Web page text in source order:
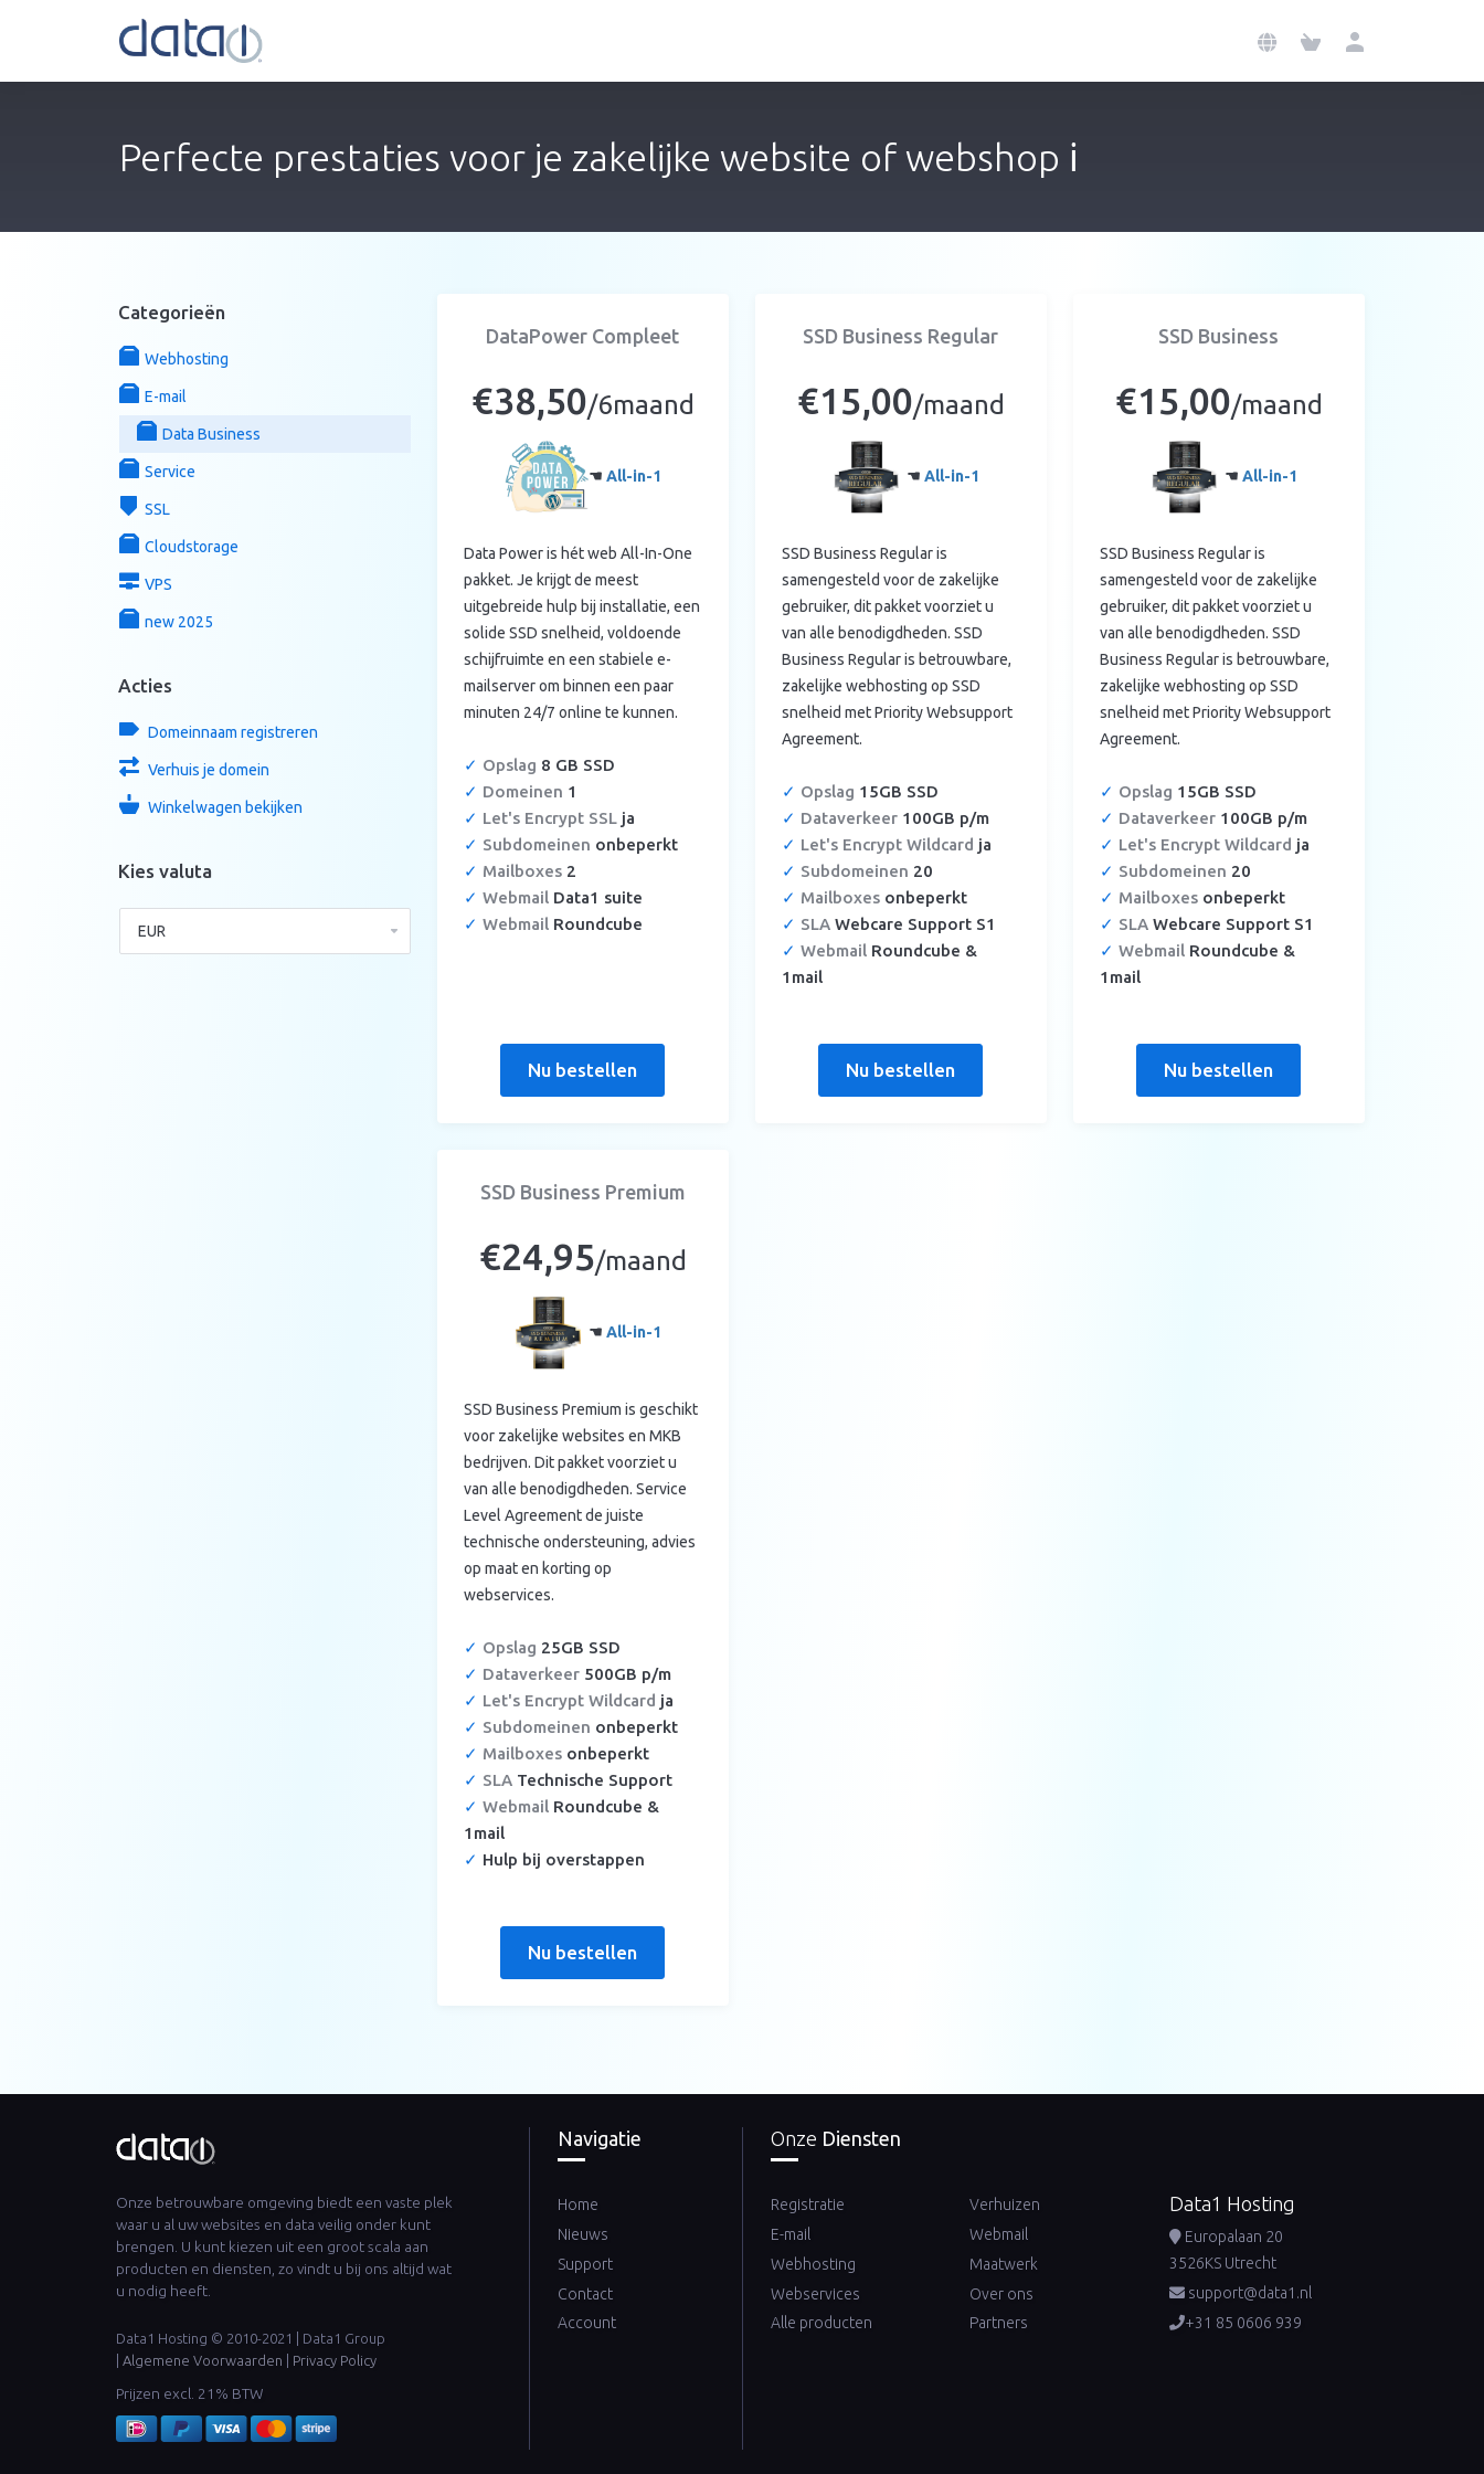
Perfecte prestaties voor je zakelijke website of webshop ℹ️
Categorieën
Webhosting
E-mail
Data Business
Service
SSL
Cloudstorage
VPS
new 2025
Acties
Domeinnaam registreren
Verhuis je domein
Winkelwagen bekijken
Kies valuta
DataPower Compleet
€38,50/6maand
☚ All-in-1
Data Power is hét web All-In-One
pakket. Je krijgt de meest
uitgebreide hulp bij installatie, een
solide SSD snelheid, voldoende
schijfruimte en een stabiele e-
mailserver om binnen een paar
minuten 24/7 online te kunnen.
✓ Opslag 8 GB SSD
✓ Domeinen 1
✓ Let's Encrypt SSL ja
✓ Subdomeinen onbeperkt
✓ Mailboxes 2
✓ Webmail Data1 suite
✓ Webmail Roundcube
Nu bestellen
SSD Business Regular
€15,00/maand
☚ All-in-1
SSD Business Regular is
samengesteld voor de zakelijke
gebruiker, dit pakket voorziet u
van alle benodigdheden. SSD
Business Regular is betrouwbare,
zakelijke webhosting op SSD
snelheid met Priority Websupport
Agreement.
✓ Opslag 15GB SSD
✓ Dataverkeer100GB p/m
✓ Let's Encrypt Wildcard ja
✓ Subdomeinen 20
✓ Mailboxesonbeperkt
✓ SLAWebcare Support S1
✓ WebmailRoundcube &
1mail
Nu bestellen
SSD Business
€15,00/maand
☚ All-in-1
SSD Business Regular is
samengesteld voor de zakelijke
gebruiker, dit pakket voorziet u
van alle benodigdheden. SSD
Business Regular is betrouwbare,
zakelijke webhosting op SSD
snelheid met Priority Websupport
Agreement.
✓ Opslag 15GB SSD
✓ Dataverkeer100GB p/m
✓ Let's Encrypt Wildcard ja
✓ Subdomeinen 20
✓ Mailboxesonbeperkt
✓ SLAWebcare Support S1
✓ WebmailRoundcube &
1mail
Nu bestellen
SSD Business Premium
€24,95/maand
☚ All-in-1
SSD Business Premium is geschikt
voor zakelijke websites en MKB
bedrijven. Dit pakket voorziet u
van alle benodigdheden. Service
Level Agreement de juiste
technische ondersteuning, advies
op maat en korting op
webservices.
✓ Opslag 25GB SSD
✓ Dataverkeer 500GB p/m
✓ Let's Encrypt Wildcard ja
✓ Subdomeinen onbeperkt
✓ Mailboxes onbeperkt
✓ SLA Technische Support
✓ Webmail Roundcube &
1mail
✓ Hulp bij overstappen
Nu bestellen
Onze betrouwbare omgeving biedt een vaste plek
waar u al uw websites en data veilig onder kunt
brengen. U kunt kiezen uit een groot scala aan
producten en diensten, zo vindt u bij ons altijd wat
u nodig heeft.
Data1 Hosting © 2010-2021 | Data1 Group
Algemene Voorwaarden Privacy Policy
Prijzen excl. 21% BTW
Navigatie
Home
Nieuws
Support
Contact
Account
Onze Diensten
Registratie
E-mail
Webhosting
Webservices
Alle producten
Verhuizen
Webmail
Maatwerk
Over ons
Partners
Data1 Hosting
Europalaan 20
3526KS Utrecht
support@data1.nl
+31 85 0606 939